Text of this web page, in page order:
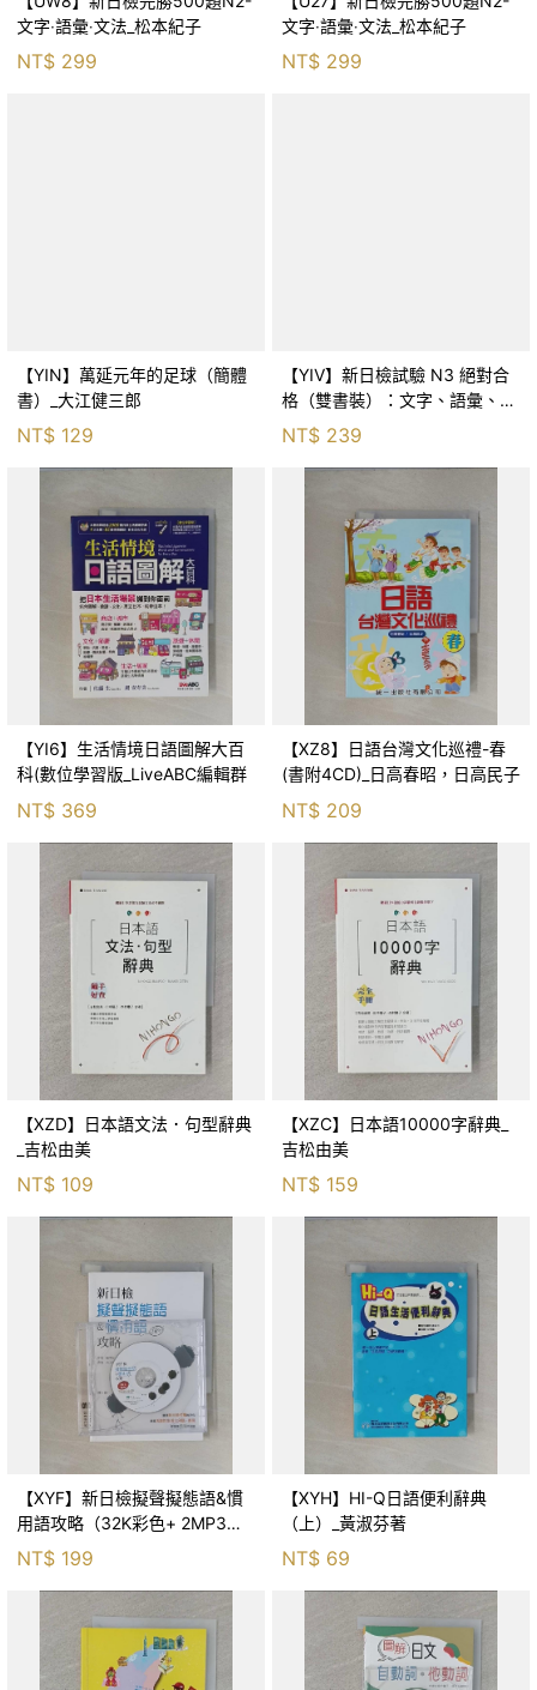
文字‧語彙‧文法_松本紀子
NT$ 299
文字‧語彙‧文法_松本紀子
NT$ 299
【YIN】萬延元年的足球（簡體
書）_大江健三郎
NT$ 129
【YIV】新日檢試驗 N3 絕對合
格（雙書裝）：文字、語彙、文
法、讀解、聽解完全解析（附聽
解線上收聽+音檔下載QR碼）_
アスク出版編集
NT$ 239
【YI6】生活情境日語圖解大百
科(數位學習版_LiveABC編輯群
NT$ 369
【XZ8】日語台灣文化巡禮-春
(書附4CD)_日高春昭，日高民子
NT$ 209
【XZD】日本語文法．句型辭典
_吉松由美
NT$ 109
【XZC】日本語10000字辭典_
吉松由美
NT$ 159
【XYF】新日檢擬聲擬態語&慣
用語攻略（32K彩色+ 2MP3）_
NT$ 199
【XYH】HI-Q日語便利辭典
（上）_黃淑芬著
NT$ 69